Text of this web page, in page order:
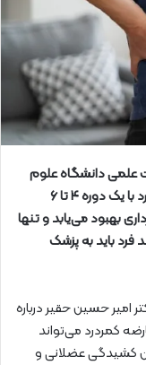
دانشگاه علوم
پزشکی مشهد گفت: عارضه‌ کمردرد در اغلب موارد با یک دوره ۴ تا ۶
بهبود می‌یابد و تنها
طول انجامد فرد باید به پزشک
امیر حسین حقیر درباره
کمردرد می‌تواند
کشیدگی عضلانی و